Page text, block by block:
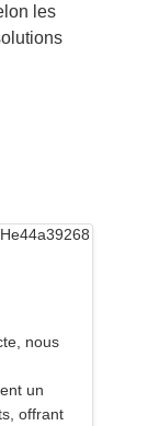
les
nous
un
offrant